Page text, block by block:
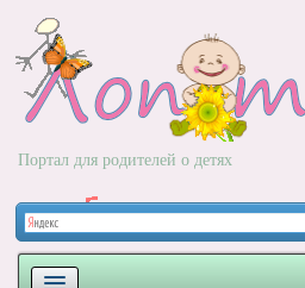
Портал для родителей о детях